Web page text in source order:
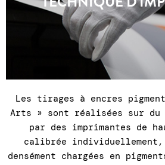
Les tirages à encres
Arts » sont réalisées sur du
par des imprimantes de
calibrée
densément chargées en